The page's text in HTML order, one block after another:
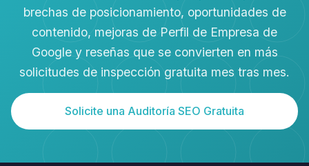
brechas de posicionamiento, oportunidades de
contenido, mejoras de Perfil de Empresa de
Google y reseñas que se convierten en más
solicitudes de inspección gratuita mes tras mes.
Solicite una Auditoría SEO Gratuita